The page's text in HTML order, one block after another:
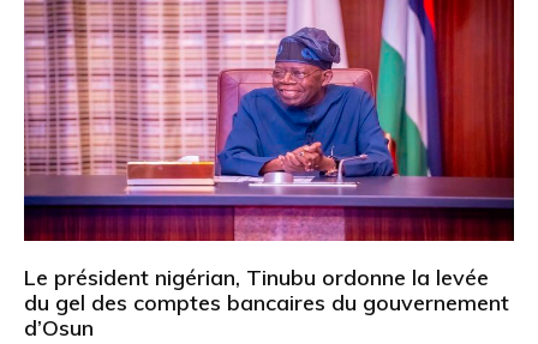
Le président nigérian, Tinubu ordonne la levée
du gel des comptes bancaires du gouvernement
d’Osun